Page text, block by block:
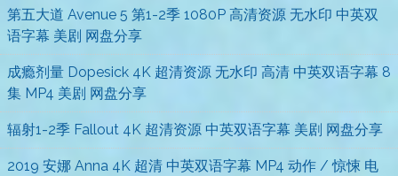
第五大道 Avenue 5 第1-2季 1080P 高清资源 无水印 中英双
语字幕 美剧 网盘分享
成瘾剂量 Dopesick 4K 超清资源 无水印 高清 中英双语字幕 8
集 MP4 美剧 网盘分享
辐射1-2季 Fallout 4K 超清资源 中英双语字幕 美剧 网盘分享
2019 安娜 Anna 4K 超清 中英双语字幕 MP4 动作 / 惊悚 电